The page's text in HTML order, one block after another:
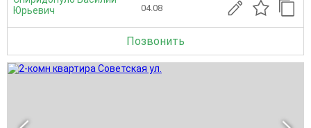
Юрьевич
04.08
Позвонить